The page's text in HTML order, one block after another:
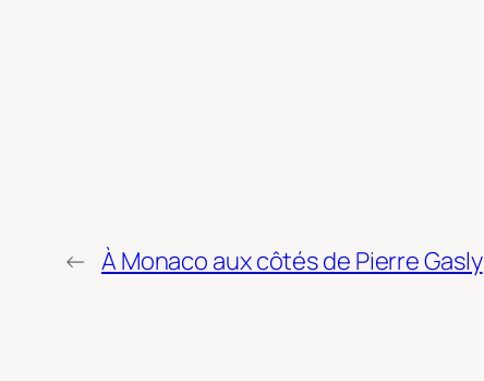
← À Monaco aux côtés de Pierre Gasly